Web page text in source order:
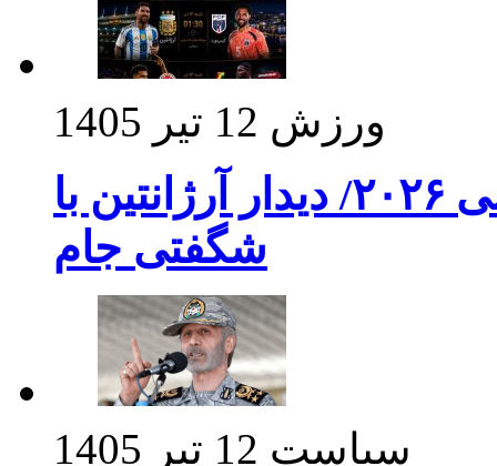
ورزش 12 تیر 1405
برنامه بازی های امشب جام جهانی ۲۰۲۶/ دیدار آرژانتین با
شگفتی جام
سیاست 12 تیر 1405